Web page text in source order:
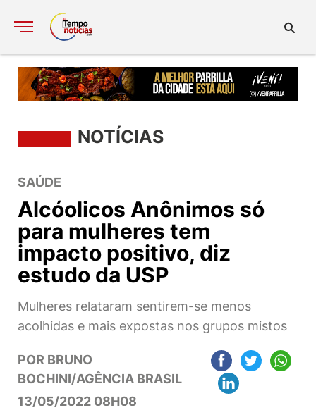
NOTÍCIAS
SAÚDE
Alcóolicos Anônimos só
para mulheres tem
impacto positivo, diz
estudo da USP
Mulheres relataram sentirem-se menos
acolhidas e mais expostas nos grupos mistos
POR BRUNO
BOCHINI/AGÊNCIA BRASIL
13/05/2022 08H08